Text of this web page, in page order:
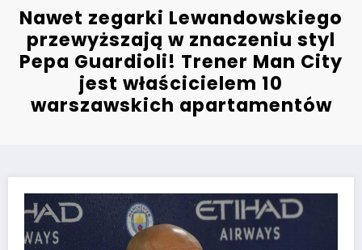
Nawet zegarki Lewandowskiego
przewyższają w znaczeniu styl
Pepa Guardioli! Trener Man City
jest właścicielem 10
warszawskich apartamentów